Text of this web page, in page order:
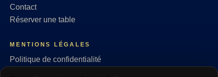
Contact
Réserver une table
MENTIONS LÉGALES
Politique de confidentialité